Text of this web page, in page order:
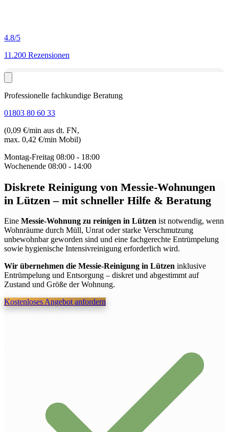
4.8/5
11.200 Rezensionen
Professionelle fachkundige Beratung
01803 80 60 33
(0,09 €/min aus dt. FN,
max. 0,42 €/min Mobil)
Montag-Freitag 08:00 - 18:00
Wochenende 08:00 - 14:00
Diskrete Reinigung von Messie-Wohnungen
in Lützen– mit schneller Hilfe & Beratung
Eine Messie-Wohnung zu reinigen in Lützen ist notwendig, wenn
Wohnräume durch Müll, Unrat oder starke Verschmutzung
unbewohnbar geworden sind und eine fachgerechte Entrümpelung
sowie hygienische Intensivreinigung erforderlich wird.
Wir übernehmen die Messie-Reinigung in Lützen inklusive
Entrümpelung und Entsorgung – diskret und abgestimmt auf
Zustand und Größe der Wohnung.
Kostenloses Angebot anfordern